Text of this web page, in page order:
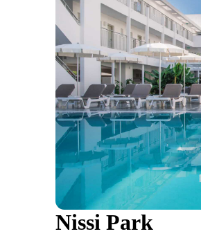
Nissi Park